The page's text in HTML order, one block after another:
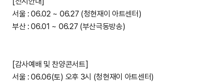
서울 : 06.02 ~ 06.27 (청현재이 아트센터)
부산 : 06.01 ~ 06.27 (부산극동방송)
[감사예배 및 찬양콘서트]
서울 : 06.06(토) 오후 3시 (청현재이 아트센터)